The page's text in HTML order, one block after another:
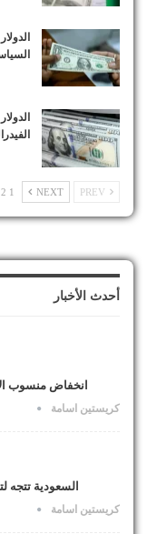
NEXT
1 od 2 |
أحدث الأخبار
انخفاض منسوب
كريستين اسامة
السعودية تتجه
كريستين اسامة